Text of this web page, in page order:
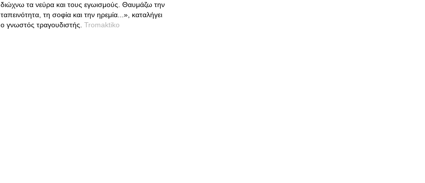
διώχνω τα νεύρα και τους εγωισμούς. Θαυμάζω την
ταπεινότητα, τη σοφία και την ηρεμία...», καταλήγει
ο γνωστός τραγουδιστής. Tromaktiko